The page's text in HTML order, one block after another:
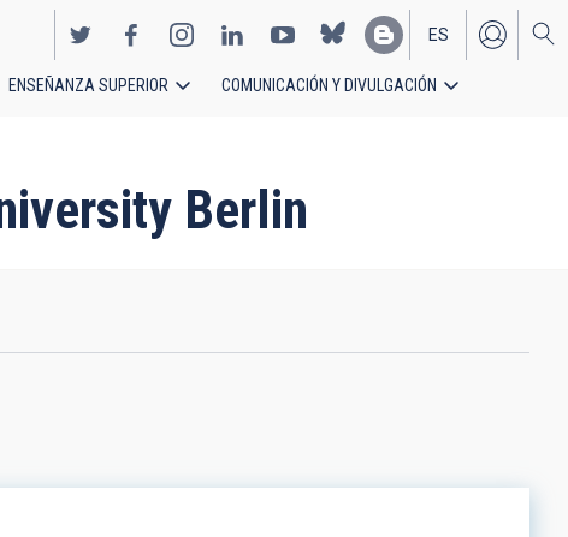
EN
ES
ENSEÑANZA SUPERIOR COMUNICACIÓN Y DIVULGACIÓN
Berlin